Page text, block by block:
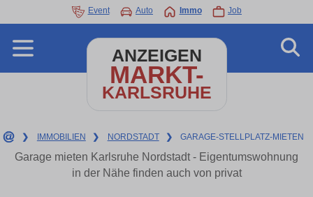
Event Auto Immo Job
ANZEIGEN
MARKT-
KARLSRUHE
❯ IMMOBILIEN ❯ NORDSTADT ❯ GARAGE-STELLPLATZ-MIETEN
Garage mieten Karlsruhe Nordstadt - Eigentumswohnung
in der Nähe finden auch von privat